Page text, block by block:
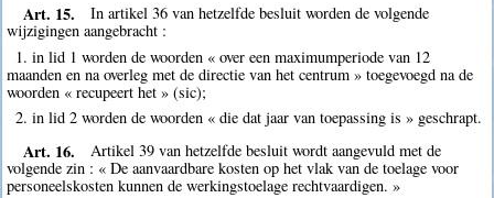
Art. 15.
In artikel 36 van hetzelfde besluit worden de volgende
wijzigingen aangebracht :
1. in lid 1 worden de woorden « over een maximumperiode van 12
maanden en na overleg met de directie van het centrum » toegevoegd na de
woorden « recupeert het » (sic);
2. in lid 2 worden de woorden « die dat jaar van toepassing is » geschrapt.
Art. 16.
Artikel 39 van hetzelfde besluit wordt aangevuld met de
volgende zin : « De aanvaardbare kosten op het vlak van de toelage voor
personeelskosten kunnen de werkingstoelage rechtvaardigen. »